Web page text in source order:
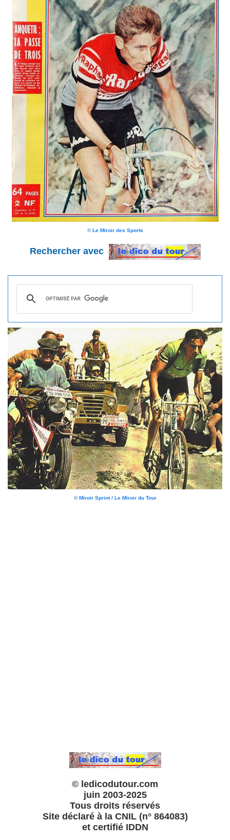
© Le Miroir des Sports
Rechercher avec
© Miroir Sprint / Le Miroir du Tour
© ledicodutour.com
juin 2003-2025
Tous droits réservés
Site déclaré à la CNIL (n° 864083)
et certifié IDDN